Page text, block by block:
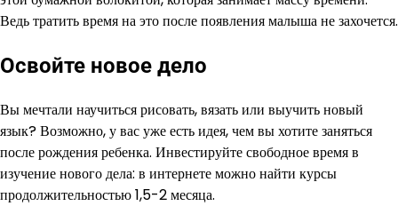
Ведь тратить время на это после появления малыша не захочется.
Освойте новое дело
Вы мечтали научиться рисовать, вязать или выучить новый
язык? Возможно, у вас уже есть идея, чем вы хотите заняться
после рождения ребенка. Инвестируйте свободное время в
изучение нового дела: в интернете можно найти курсы
продолжительностью 1,5-2 месяца.